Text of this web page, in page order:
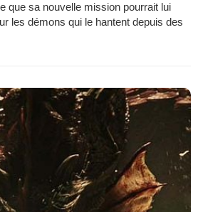
que sa nouvelle mission pourrait lui
les démons qui le hantent depuis des